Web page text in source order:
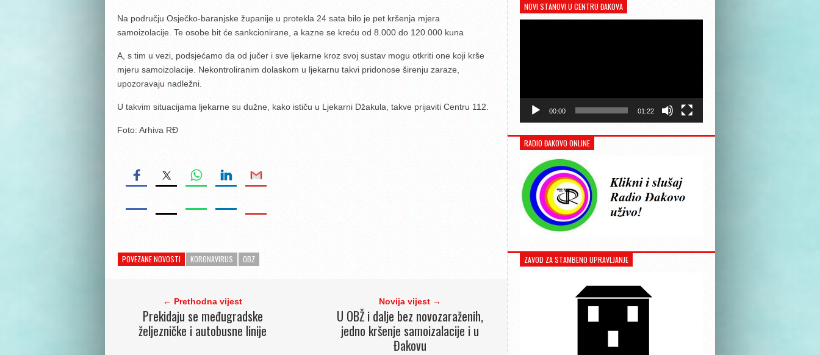
Na području Osječko-baranjske županije u protekla 24 sata bilo je pet kršenja mjera
samoizolacije. Te osobe bit će sankcionirane, a kazne se kreću od 8.000 do 120.000 kuna
A, s tim u vezi, podsjećamo da od jučer i sve ljekarne kroz svoj sustav mogu otkriti one koji krše
mjeru samoizolacije. Nekontroliranim dolaskom u ljekarnu takvi pridonose širenju zaraze,
upozoravaju nadležni.
U takvim situacijama ljekarne su dužne, kako ističu u Ljekarni Džakula, takve prijaviti Centru 112.
Foto: Arhiva RĐ
POVEZANE NOVOSTI KORONAVIRUS OBZ
← Prethodna vijest
Prekidaju se međugradske
željezničke i autobusne linije
Novija vijest →
U OBŽ i dalje bez novozaraženih,
jedno kršenje samoizalacije i u
Đakovu
NOVI STANOVI U CENTRU ĐAKOVA
00:00 01:22
RADIO ĐAKOVO ONLINE
ZAVOD ZA STAMBENO UPRAVLJANJE